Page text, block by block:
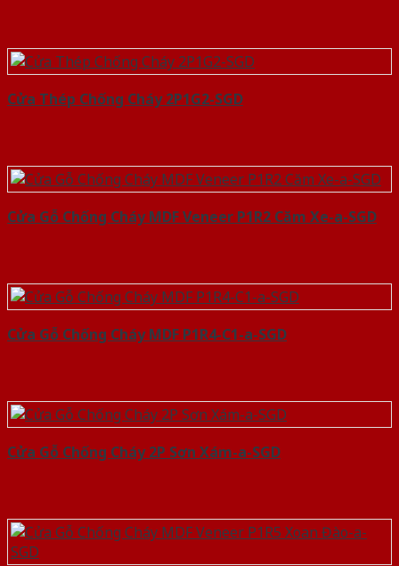
Cửa Thép Chống Cháy 2P1G2-SGD
Cửa Gỗ Chống Cháy MDF Veneer P1R2 Căm Xe-a-SGD
Cửa Gỗ Chống Cháy MDF P1R4-C1-a-SGD
Cửa Gỗ Chống Cháy 2P Sơn Xám-a-SGD